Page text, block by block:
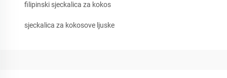
filipinski sjeckalica za kokos
sjeckalica za kokosove ljuske